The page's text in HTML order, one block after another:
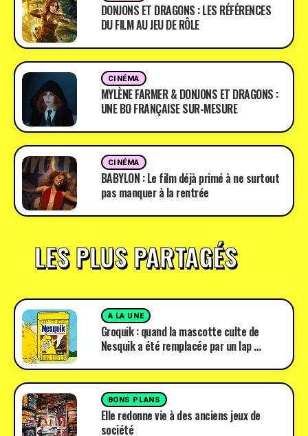
DONJONS ET DRAGONS : LES RÉFÉRENCES
DU FILM AU JEU DE RÔLE
CINÉMA
MYLÈNE FARMER & DONJONS ET DRAGONS :
UNE BO FRANÇAISE SUR-MESURE
CINÉMA
BABYLON : Le film déjà primé à ne surtout
pas manquer à la rentrée
LES PLUS PARTAGÉS
A LA UNE
Groquik : quand la mascotte culte de
Nesquik a été remplacée par un lap …
BONS PLANS
Elle redonne vie à des anciens jeux de
société